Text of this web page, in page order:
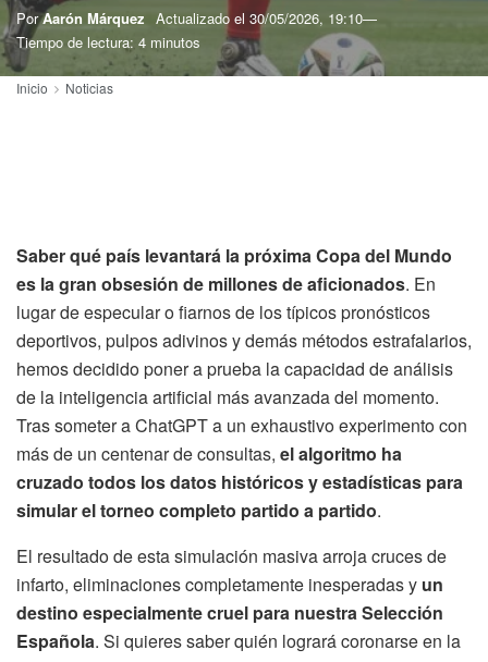
Por Aarón Márquez Actualizado el 30/05/2026, 19:10
Tiempo de lectura: 4 minutos
Inicio Noticias
Saber qué país levantará la próxima Copa del Mundo
es la gran obsesión de millones de aficionados. En
lugar de especular o fiarnos de los típicos pronósticos
deportivos, pulpos adivinos y demás métodos estrafalarios,
hemos decidido poner a prueba la capacidad de análisis
de la inteligencia artificial más avanzada del momento.
Tras someter a ChatGPT a un exhaustivo experimento con
más de un centenar de consultas, el algoritmo ha
cruzado todos los datos históricos y estadísticas para
simular el torneo completo partido a partido.
El resultado de esta simulación masiva arroja cruces de
infarto, eliminaciones completamente inesperadas y un
destino especialmente cruel para nuestra Selección
Española. Si quieres saber quién logrará coronarse en la